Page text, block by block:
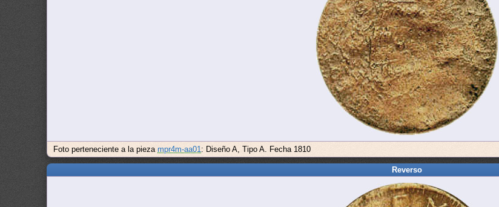
Foto perteneciente a la piezampr4m-aa01: Diseño A, Tipo A. Fecha 1810
Reverso